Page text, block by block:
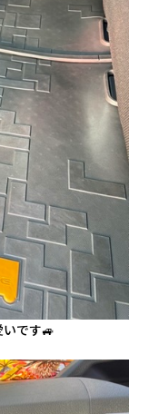
です🚙